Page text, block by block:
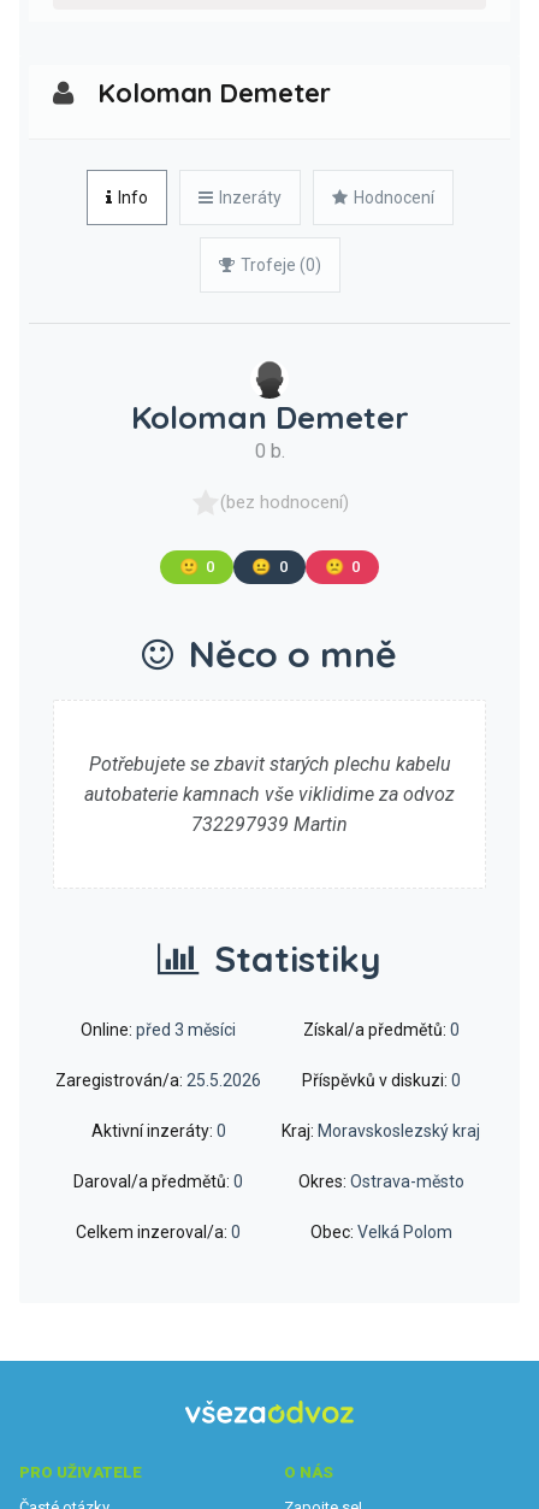
Koloman Demeter
Info Inzeráty Hodnocení
Trofeje (0)
Koloman Demeter
0 b.
(bez hodnocení)
🙂 0 😐 0 🙁 0
Něco o mně
Potřebujete se zbavit starých plechu kabelu
autobaterie kamnach vše viklidime za odvoz
732297939 Martin
Statistiky
Online: před 3 měsíci
Zaregistrován/a: 25.5.2026
Aktivní inzeráty: 0
Daroval/a předmětů: 0
Celkem inzeroval/a: 0
Získal/a předmětů: 0
Příspěvků v diskuzi: 0
Kraj: Moravskoslezský kraj
Okres: Ostrava-město
Obec: Velká Polom
PRO UŽIVATELE
O NÁS